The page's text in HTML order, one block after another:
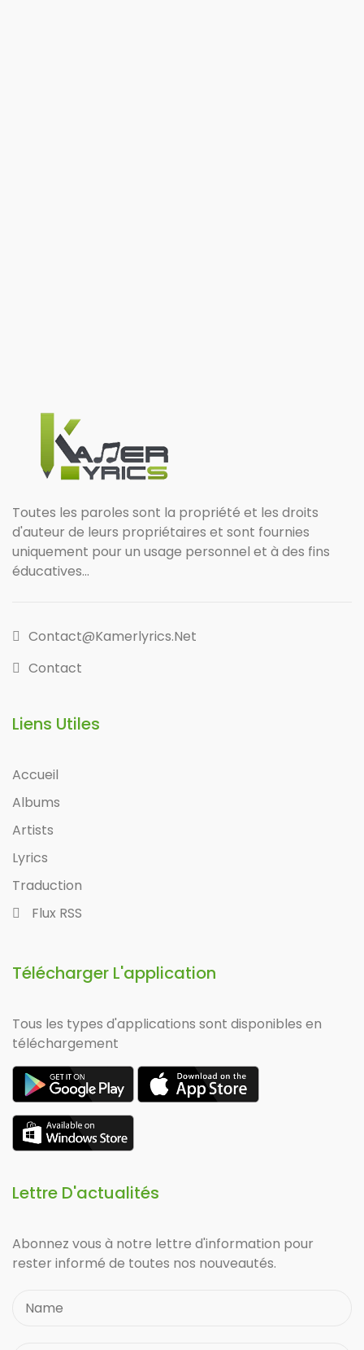
Toutes les paroles sont la propriété et les droits
d'auteur de leurs propriétaires et sont fournies
uniquement pour un usage personnel et à des fins
éducatives...
Contact@kamerlyrics.net
Contact
Liens Utiles
Accueil
Albums
Artists
Lyrics
Traduction
Flux RSS
Télécharger L'application
Tous les types d'applications sont disponibles en
téléchargement
Lettre D'actualités
Abonnez vous à notre lettre d'information pour
rester informé de toutes nos nouveautés.